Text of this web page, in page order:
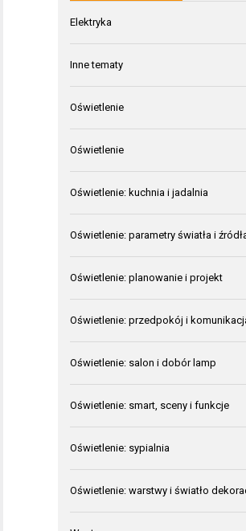
Elektryka
Inne tematy
Oświetlenie
Oświetlenie
Oświetlenie: kuchnia i jadalnia
Oświetlenie: parametry światła i
Oświetlenie: planowanie i projekt
Oświetlenie: przedpokój i
Oświetlenie: salon i dobór lamp
Oświetlenie: smart, sceny i funkcje
Oświetlenie: sypialnia
Oświetlenie: warstwy i światło